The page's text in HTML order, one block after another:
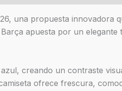
una propuesta
apuesta por un
creando un contraste
ofrece frescura,